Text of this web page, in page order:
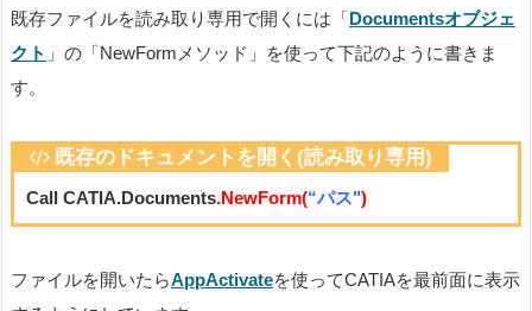
既存ファイルを読み取り専用で開くには「Documentsオブジェ
クト 」の「NewFormメソッド」を使って下記のように書きま
す。
既存のドキュメントを開く(読み取り専用)
Call CATIA.Documents.NewForm(“パス")
ファイルを開いたらAppActivateを使ってCATIAを最前面に表示